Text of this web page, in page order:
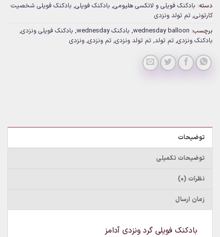
دسته: بادکنک فویلی و لاتکسی هلیومی, بادکنک فویلی, بادکنک فویلی شخصیت
کارتونی, تم تولد ونزدی
برچسب: wednesday balloon
, بادکنک wednesday , بادکنک فویلی ونزدی,
بادکنک ونزدی, تم تولد, تم تولد ونزدی, تم ونزدی, ونزدی
توضیحات
توضیحات تکمیلی
نظرات (0)
زمان ارسال
بادکنک فویلی گرد ونزدی آدامز